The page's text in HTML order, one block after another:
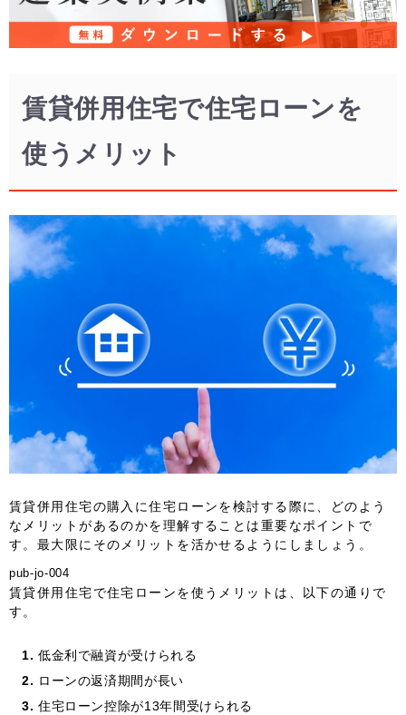
賃貸併用住宅で住宅ローンを
使うメリット
賃貸併用住宅の購入に住宅ローンを検討する際に、どのよう
なメリットがあるのかを理解することは重要なポイントで
す。最大限にそのメリットを活かせるようにしましょう。
pub-jo-004
賃貸併用住宅で住宅ローンを使うメリットは、以下の通りで
す。
低金利で融資が受けられる
ローンの返済期間が長い
住宅ローン控除が13年間受けられる